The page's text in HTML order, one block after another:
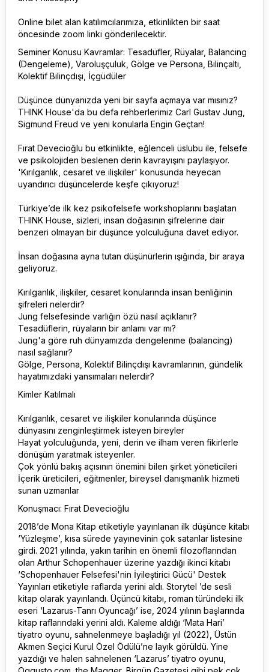
Online bilet alan katılımcılarımıza, etkinlikten bir saat
öncesinde zoom linki gönderilecektir.
Seminer Konusu Kavramlar: Tesadüfler, Rüyalar, Balancing
(Dengeleme), Varoluşçuluk, Gölge ve Persona, Bilinçaltı,
Kolektif Bilinçdışı, İçgüdüler
Düşünce dünyanızda yeni bir sayfa açmaya var mısınız?
THINK House'da bu defa rehberlerimiz Carl Gustav Jung,
Sigmund Freud ve yeni konularla Engin Geçtan!
Fırat Devecioğlu bu etkinlikte, eğlenceli üslubu ile, felsefe
ve psikolojiden beslenen derin kavrayışını paylaşıyor.
'Kırılganlık, cesaret ve ilişkiler' konusunda heyecan
uyandırıcı düşüncelerde keşfe çıkıyoruz!
Türkiye’de ilk kez psikofelsefe workshoplarını başlatan
THINK House, sizleri, insan doğasının şifrelerine dair
benzeri olmayan bir düşünce yolculuğuna davet ediyor.
İnsan doğasına ayna tutan düşünürlerin ışığında, bir araya
geliyoruz.
Kırılganlık, ilişkiler, cesaret konularında insan benliğinin
şifreleri nelerdir?
Jung felsefesinde varlığın özü nasıl açıklanır?
Tesadüflerin, rüyaların bir anlamı var mı?
Jung'a göre ruh dünyamızda dengelenme (balancing)
nasıl sağlanır?
Gölge, Persona, Kolektif Bilinçdışı kavramlarının, gündelik
hayatımızdaki yansımaları nelerdir?
Kimler Katılmalı
Kırılganlık, cesaret ve ilişkiler konularında düşünce
dünyasını zenginleştirmek isteyen bireyler
Hayat yolculuğunda, yeni, derin ve ilham veren fikirlerle
dönüşüm yaratmak isteyenler.
Çok yönlü bakış açısının önemini bilen şirket yöneticileri
İçerik üreticileri, eğitmenler, bireysel danışmanlık hizmeti
sunan uzmanlar
Konuşmacı: Fırat Devecioğlu
2018’de Mona Kitap etiketiyle yayınlanan ilk düşünce kitabı
‘Yüzleşme’, kısa sürede yayınevinin çok satanlar listesine
girdi. 2021 yılında, yakın tarihin en önemli filozoflarından
olan Arthur Schopenhauer üzerine yazdığı ikinci kitabı
‘Schopenhauer Felsefesi'nin İyileştirici Gücü' Destek
Yayınları etiketiyle raflarda yerini aldı. Storytel ’de sesli
kitap olarak yayınlandı. Üçüncü kitabı, roman türündeki ilk
eseri ‘Lazarus-Tanrı Oyuncağı’ ise, 2024 yılının başlarında
kitap raflarındaki yerini aldı. Kaleme aldığı ‘Mata Hari’
tiyatro oyunu, sahnelenmeye başladığı yıl (2022), Üstün
Akmen Seçici Kurul Özel Ödülü’ne layık görüldü. Yine
yazdığı ve halen sahnelenen ‘Lazarus’ tiyatro oyunu,